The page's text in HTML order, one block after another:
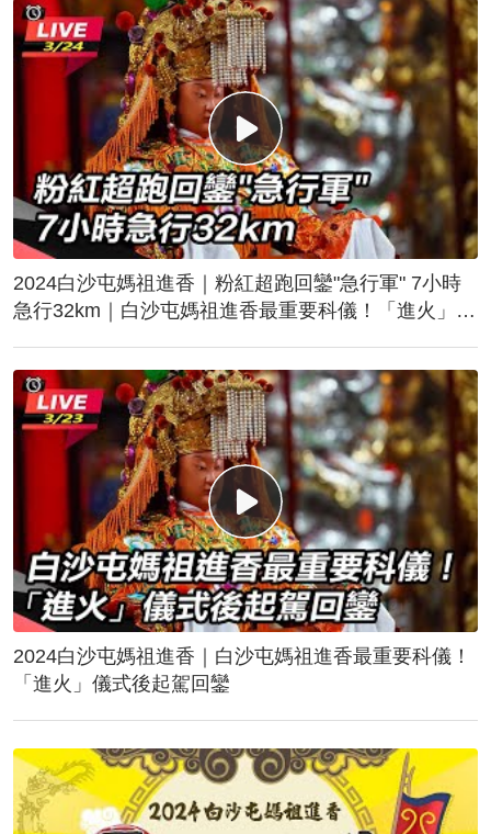
2024白沙屯媽祖進香｜粉紅超跑回鑾"急行軍" 7小時
急行32km｜白沙屯媽祖進香最重要科儀！「進火」儀
2024白沙屯媽祖進香｜白沙屯媽祖進香最重要科儀！
「進火」儀式後起駕回鑾